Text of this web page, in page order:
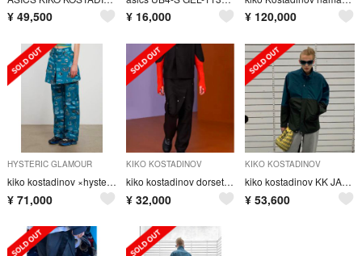
¥ 49,500 ¥ 16,000 ¥ 120,000
HYSTERIC GLAMOUR
kiko kostadinov ×hysteric glamour Msize
¥ 71,000
KIKO KOSTADINOV
kiko kostadinov dorset apron trousers
¥ 32,000
KIKO KOSTADINOV
kiko kostadinov KK JACKET01 48
¥ 53,600